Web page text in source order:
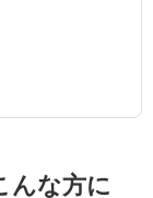
んな方に